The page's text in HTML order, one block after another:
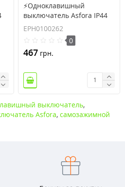
⚡Одноклавишный
выключатель Asfora IP44
сталь (EPH0100262)
EPH0100262
0
467 грн.
выключатель,
Asfora, самозажимной